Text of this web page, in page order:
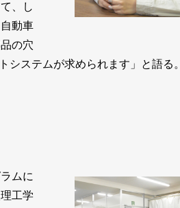
、し
動車
の穴
システムが求められます」と語る。
ムに
工学